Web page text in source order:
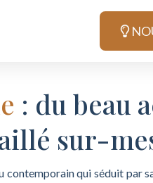
: du beau
sur-
contemporain qui séduit par